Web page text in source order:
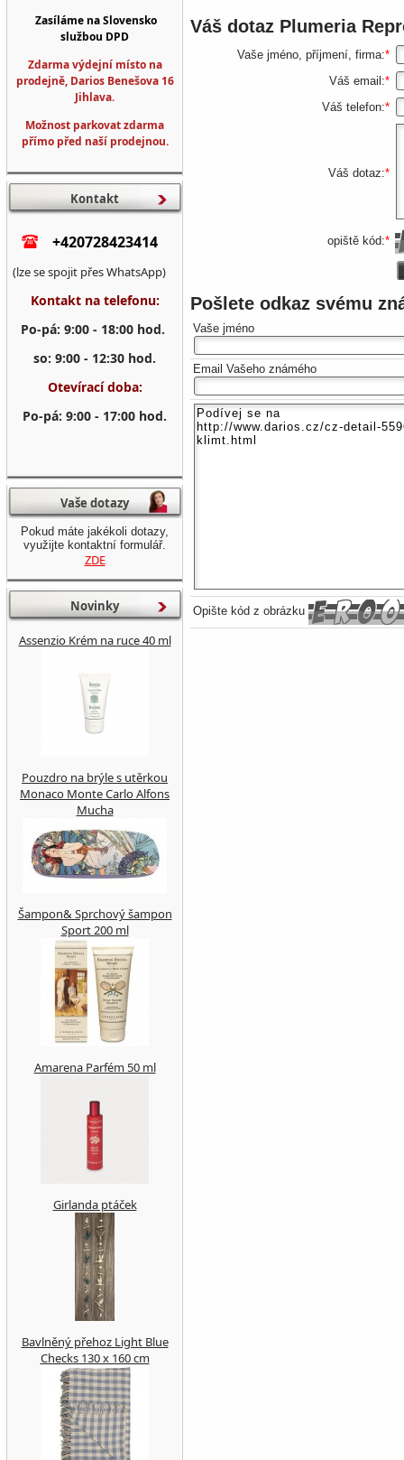
Váš dotaz Plumeria
Vaše jméno, příjmení, firma:*
Váš email:*
Váš telefon:*
Váš dotaz:*
opiště kód:*
Pošlete odkaz svému
Vaše jméno
Email Vašeho známého
Opište kód z obrázku
Zasíláme na Slovensko
službou DPD
Zdarma výdejní místo na
prodejně, Darios Benešova 16
Jihlava.
Možnost parkovat zdarma
přímo před naší prodejnou.
Kontakt
+420728423414
(lze se spojit přes WhatsApp)
Kontakt na telefonu:
Po-pá: 9:00 - 18:00 hod.
so: 9:00 - 12:30 hod.
Otevírací doba:
Po-pá: 9:00 - 17:00 hod.
Vaše dotazy
Pokud máte jakékoli dotazy,
využijte kontaktní formulář.
ZDE
Novinky
Assenzio Krém na ruce 40 ml
Pouzdro na brýle s utěrkou
Monaco Monte Carlo Alfons
Mucha
Šampon& Sprchový šampon
Sport 200 ml
Amarena Parfém 50 ml
Girlanda ptáček
Bavlněný přehoz Light Blue
Checks 130 x 160 cm